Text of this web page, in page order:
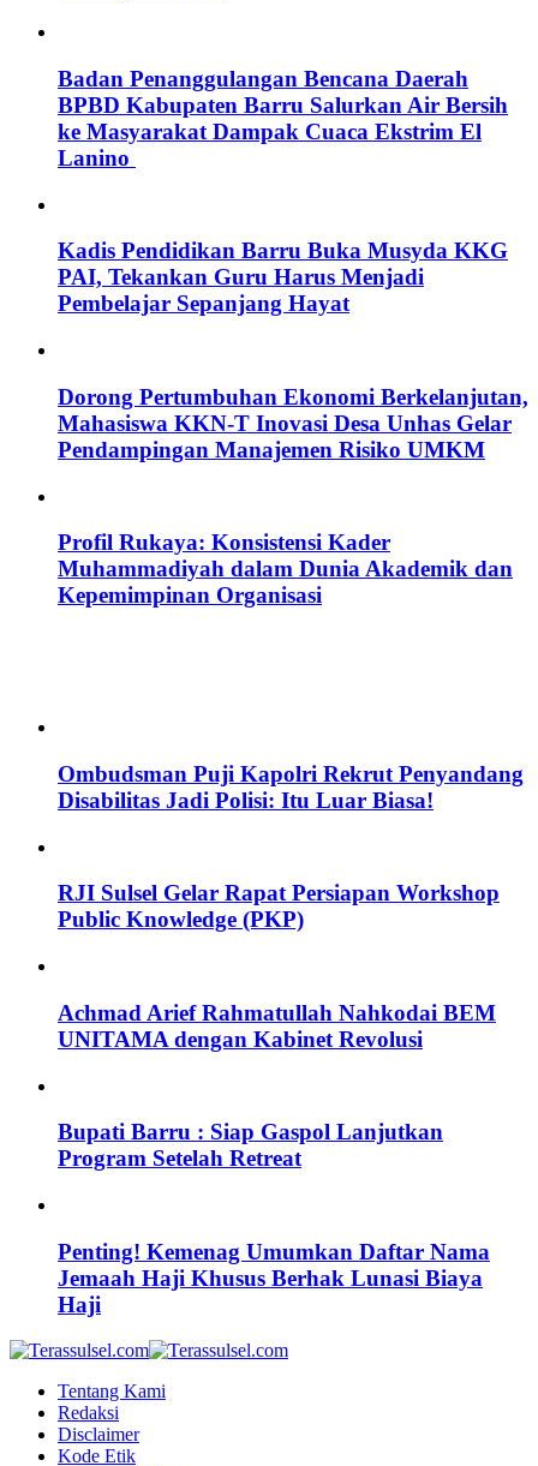
Badan Penanggulangan Bencana Daerah
BPBD Kabupaten Barru Salurkan Air Bersih
ke Masyarakat Dampak Cuaca Ekstrim El
Lanino
Kadis Pendidikan Barru Buka Musyda KKG
PAI, Tekankan Guru Harus Menjadi
Pembelajar Sepanjang Hayat
Dorong Pertumbuhan Ekonomi Berkelanjutan,
Mahasiswa KKN-T Inovasi Desa Unhas Gelar
Pendampingan Manajemen Risiko UMKM
Profil Rukaya: Konsistensi Kader
Muhammadiyah dalam Dunia Akademik dan
Kepemimpinan Organisasi
Ombudsman Puji Kapolri Rekrut Penyandang
Disabilitas Jadi Polisi: Itu Luar Biasa!
RJI Sulsel Gelar Rapat Persiapan Workshop
Public Knowledge (PKP)
Achmad Arief Rahmatullah Nahkodai BEM
UNITAMA dengan Kabinet Revolusi
Bupati Barru : Siap Gaspol Lanjutkan
Program Setelah Retreat
Penting! Kemenag Umumkan Daftar Nama
Jemaah Haji Khusus Berhak Lunasi Biaya
Haji
Tentang Kami
Redaksi
Disclaimer
Kode Etik